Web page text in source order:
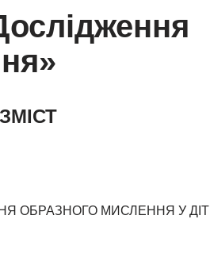
ЗМІСТ
ОБРАЗНОГО МИСЛЕННЯ У